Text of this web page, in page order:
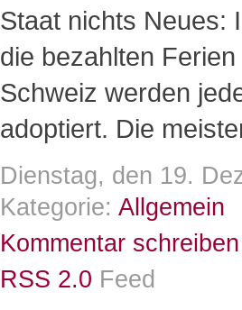
Staat nichts Neues:
die bezahlten
Schweiz werden
adoptiert. Die
Dienstag, den 19.
Kategorie: Allgemein
Kommentar schreiben
RSS 2.0 Feed